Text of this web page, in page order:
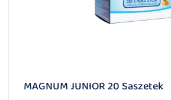
MAGNUM JUNIOR 20 Saszetek